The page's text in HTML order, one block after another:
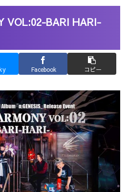
VOL:02-BARI HARI-
Facebook コピー